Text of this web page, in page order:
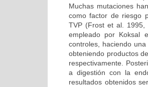
Muchas mutaciones
como factor de riesgo
TVP (Frost et al. 1995,
empleado por Koksal
controles, haciendo
obteniendo productos
respectivamente.
a digestión con la
resultados obtenidos